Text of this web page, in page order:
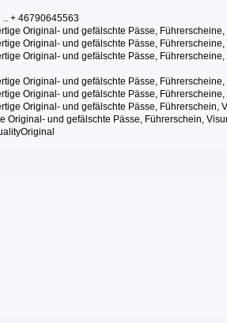
+ 46790645563
Original- und gefälschte Pässe,
Original- und gefälschte Pässe,
Original- und gefälschte Pässe,
Original- und gefälschte Pässe,
Original- und gefälschte Pässe,
Original- und gefälschte Pässe, Führerschein,
Original- und gefälschte Pässe, Führerschein,